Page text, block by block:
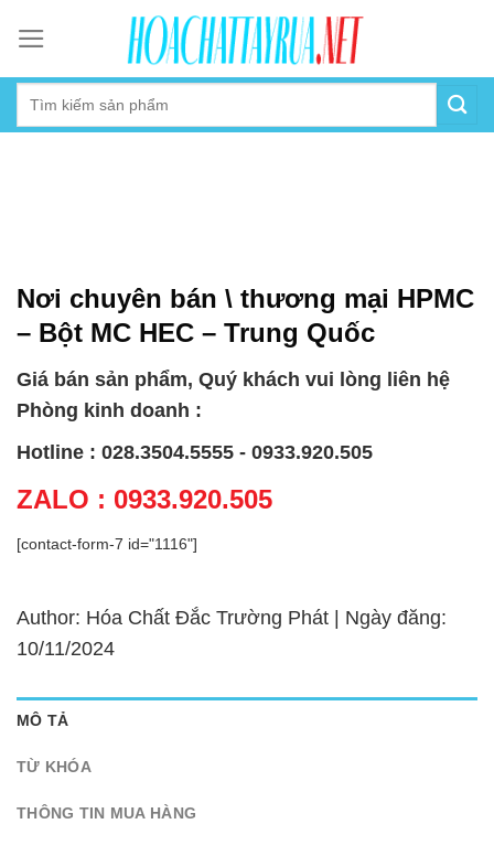
content
Nơi chuyên bán \ thương mại HPMC
– Bột MC HEC – Trung Quốc
Giá bán sản phẩm, Quý khách vui lòng liên hệ
Phòng kinh doanh :
Hotline : 028.3504.5555 - 0933.920.505
ZALO : 0933.920.505
[contact-form-7 id="1116"]
Author: Hóa Chất Đắc Trường Phát | Ngày đăng:
10/11/2024
MÔ TẢ
TỪ KHÓA
THÔNG TIN MUA HÀNG